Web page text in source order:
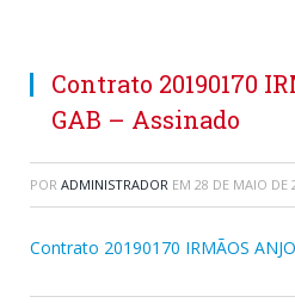
Contrato 20190170
GAB – Assinado
POR ADMINISTRADOR EM 28 DE MAIO DE
Contrato 20190170 IRMÃOS